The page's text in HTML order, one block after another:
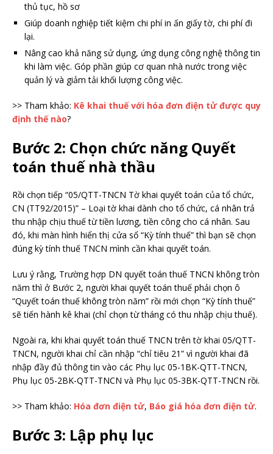
thủ tục, hồ sơ
Giúp doanh nghiệp tiết kiệm chi phí in ấn giấy tờ, chi phí đi
lại.
Nâng cao khả năng sử dụng, ứng dụng công nghệ thông tin
khi làm việc. Góp phần giúp cơ quan nhà nước trong việc
quản lý và giảm tải khối lượng công việc.
>> Tham khảo: Kê khai thuế với hóa đơn điện tử được quy
định thế nào?
Bước 2: Chọn chức năng Quyết
toán thuế nhà thầu
Rồi chọn tiếp “05/QTT-TNCN Tờ khai quyết toán của tổ chức,
CN (TT92/2015)” – Loại tờ khai dành cho tổ chức, cá nhân trả
thu nhập chịu thuế từ tiền lương, tiền công cho cá nhân. Sau
đó, khi màn hình hiển thị cửa sổ “Kỳ tính thuế” thì bạn sẽ chọn
đúng kỳ tính thuế TNCN mình cần khai quyết toán.
Lưu ý rằng, Trường hợp DN quyết toán thuế TNCN không tròn
năm thì ở Bước 2, người khai quyết toán thuế phải chọn ô
“Quyết toán thuế không tròn năm” rồi mới chọn “Kỳ tính thuế”
sẽ tiến hành kê khai (chỉ chọn từ tháng có thu nhập chịu thuế).
Ngoài ra, khi khai quyết toán thuế TNCN trên tờ khai 05/QTT-
TNCN, người khai chỉ cần nhập “chỉ tiêu 21” vì người khai đã
nhập đầy đủ thông tin vào các Phụ lục 05-1BK-QTT-TNCN,
Phụ lục 05-2BK-QTT-TNCN và Phụ lục 05-3BK-QTT-TNCN rồi.
>> Tham khảo: Hóa đơn điện tử, Báo giá hóa đơn điện tử.
Bước 3: Lập phụ lục